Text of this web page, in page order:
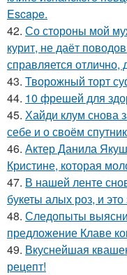
Escape.
42. Со стороны мой
курит, не даёт
справляется отлично,
43. Творожный торт
44. 10 фрешей для
45. Хайди клум снова
себе и о своём
46. Актер Данила
Кристине, которая
47. В нашей ленте
букеты алых роз, и
48. Следопыты
предложение Клаве
49. Вкуснейшая
рецепт!